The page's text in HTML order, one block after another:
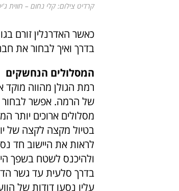
קרדיט צילום: קלי נחום – חווית
כאשר האדרנלין זורם
בדרך ואיך לבחור את
המסלולים הנחשקים
רמת הגולן מהווה מוקד
של הרמה. אפשר לבחור
מסלולים ארוכים יותר
בטיול מקצה לקצה של
לראות את היישוב חד
ולהיכנס לשטח בשפך
בדרך סלעית עד גשר
עליו נסעו דודות של